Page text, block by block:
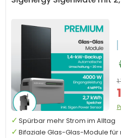
Spürbar mehr Strom im Alltag
Bifaziale Glas-Glas-Module für